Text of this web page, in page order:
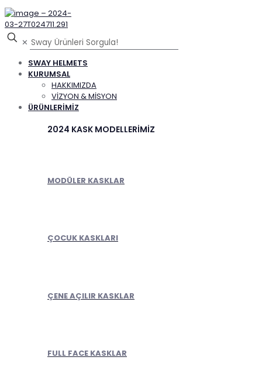
✕
SWAY HELMETS
KURUMSAL
HAKKIMIZDA
VİZYON & MİSYON
ÜRÜNLERİMİZ
2024 KASK MODELLERİMİZ
MODÜLER KASKLAR
ÇOCUK KASKLARI
ÇENE AÇILIR KASKLAR
FULL FACE KASKLAR